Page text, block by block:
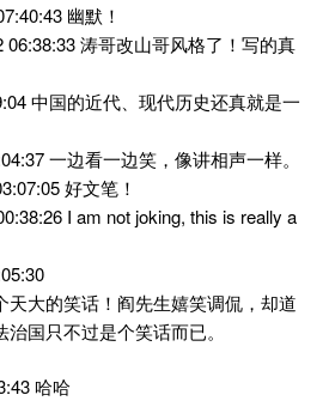
幽默！
06:38:33 涛哥改山哥风格了！写的真
中国的近代、现代历史还真就是一
一边看一边笑，像讲相声一样。
好文笔！
I am not joking, this is really a
天大的笑话！阎先生嬉笑调侃，却道
国只不过是个笑话而已。
哈哈